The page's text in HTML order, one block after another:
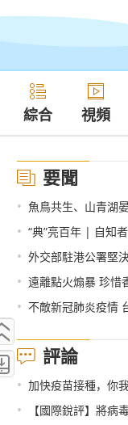
綜合 視頻
要聞
• 魚鳥共生、山青湖
• “典”亮百年 | 自知
• 外交部駐港公署堅決擁
• 遠離點火煽暴 珍惜
• 不敵新冠肺炎疫情
評論
• 加快疫苗接種，你我
• 【國際銳評】將病